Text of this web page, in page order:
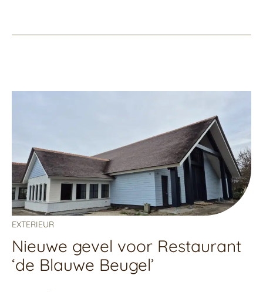
EXTERIEUR
Nieuwe gevel voor Restaurant
‘de Blauwe Beugel’